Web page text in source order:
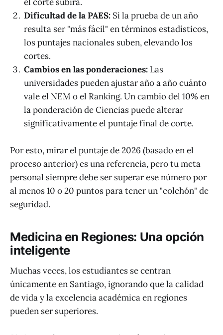
Dificultad de la PAES: Si la prueba de un año
resulta ser "más fácil" en términos estadísticos,
los puntajes nacionales suben, elevando los
cortes.
Cambios en las ponderaciones: Las
universidades pueden ajustar año a año cuánto
vale el NEM o el Ranking. Un cambio del 10% en
la ponderación de Ciencias puede alterar
significativamente el puntaje final de corte.
Por esto, mirar el puntaje de 2026 (basado en el
proceso anterior) es una referencia, pero tu meta
personal siempre debe ser superar ese número por
al menos 10 o 20 puntos para tener un "colchón" de
seguridad.
Medicina en Regiones: Una opción
inteligente
Muchas veces, los estudiantes se centran
únicamente en Santiago, ignorando que la calidad
de vida y la excelencia académica en regiones
pueden ser superiores.